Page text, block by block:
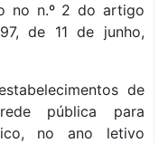
no n.º 2 do artigo
de 11 de junho,
de
pública para
no ano letivo